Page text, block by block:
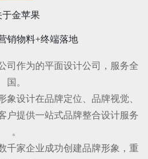
于金苹果
销物料+终端落地
司作为的平面设计公司，服务全
国。
象设计在品牌定位、品牌视觉、
户提供一站式品牌整合设计服务
。
千家企业成功创建品牌形象，重